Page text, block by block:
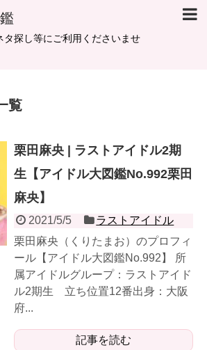
タ探し等にご利用くださいませ
覧
栗田麻央 | ラストアイドル2期
生【アイドル大図鑑No.992栗田
麻央】
2021/5/5
ラストアイドル
栗田麻央（くりたまお）のプロフィ
ール【アイドル大図鑑No.992】 所
属アイドルグループ：ラストアイド
ル2期生 立ち位置12番出身：大阪
府...
記事を読む